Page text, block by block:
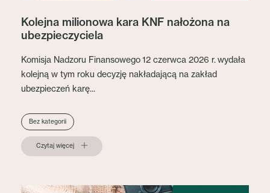
Kolejna milionowa kara KNF nałożona na
ubezpieczyciela
Komisja Nadzoru Finansowego 12 czerwca 2026 r. wydała
kolejną w tym roku decyzję nakładającą na zakład
ubezpieczeń karę...
Bez kategorii
Czytaj więcej